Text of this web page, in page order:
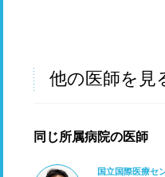
他の医師を見
同じ所属病院の医師
国立国際医療セ